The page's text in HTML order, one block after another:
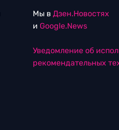
Мы в Дзен.Новостях
и Google.News
Уведомление об
рекомендательных